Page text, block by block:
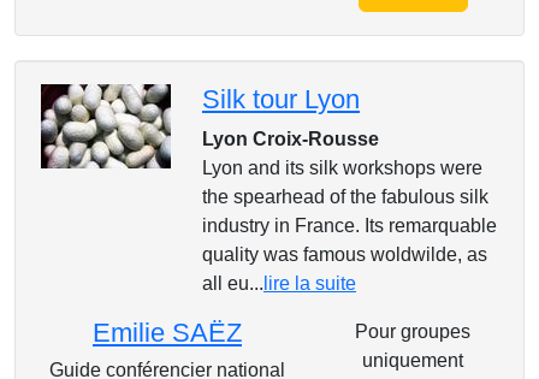
Silk tour Lyon
Lyon Croix-Rousse
Lyon and its silk workshops were
the spearhead of the fabulous silk
industry in France. Its remarquable
quality was famous woldwilde, as
all eu... lire la suite
Emilie SAËZ
Guide conférencier national
Pour groupes
uniquement